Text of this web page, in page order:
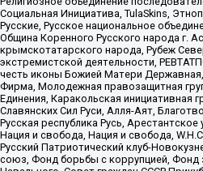
Социальная Инициатива, TulaSkins,
Русские, Русское национальное
Община Коренного Русского народа г.
крымскотатарского народа, Рубеж
экстремистской деятельности,
честь иконы Божией Матери
Фирма, Молодежная правозащитная
Единения, Каракольская инициативная
Славянских Сил Руси, Алля-Аят,
Русская республика Русь,
Нация и свобода, Нация и свобода,
Русский Патриотический клуб-
союз, Фонд борьбы с коррупцией,